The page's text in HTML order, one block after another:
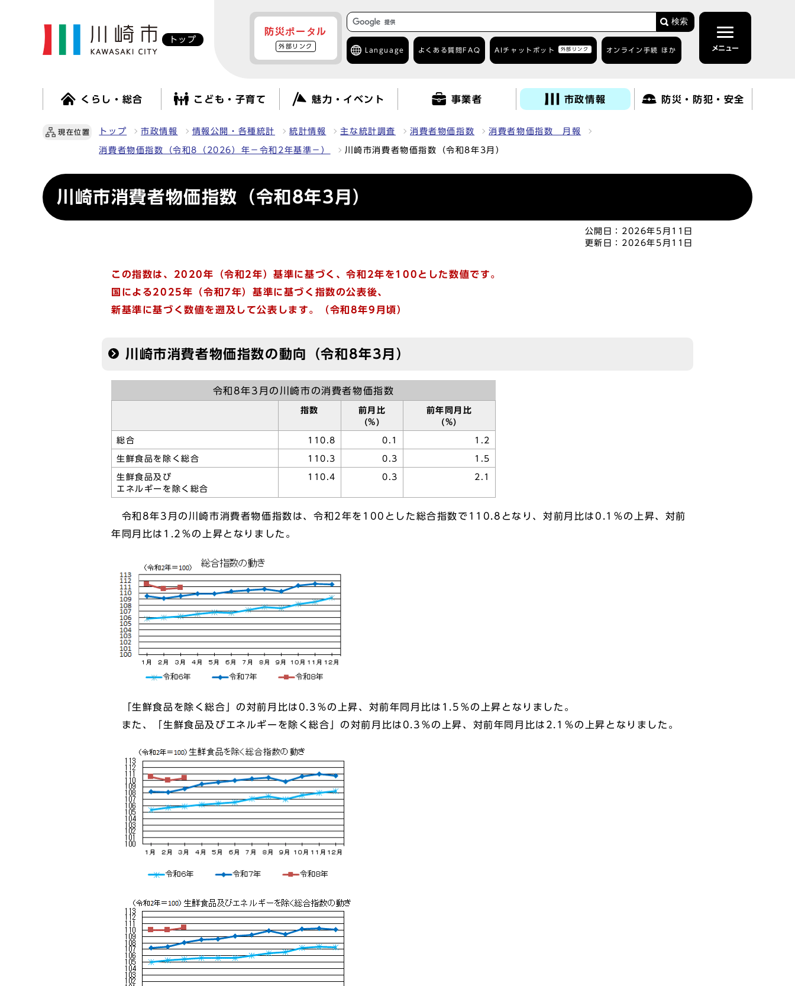
トップ
防災ポータル
外部リンク
検索
Language よくある質問 FAQ AIチャットボット 外部リンク オンライン手続 ほか メニュー
くらし・総合 こども・子育て 魅力・イベント 事業者 市政情報 防災・防犯・安全
現在位置 トップ 市政情報 情報公開・各種統計 統計情報 主な統計調査 消費者物価指数 消費者物価指数 月報
消費者物価指数（令和8（2026）年－令和2年基準－） 川崎市消費者物価指数（令和8年3月）
川崎市消費者物価指数（令和8年3月）
公開日： 2026年5月11日
更新日： 2026年5月11日
この指数は、2020年（令和2年）基準に基づく、令和2年を100とした数値です。
国による2025年（令和7年）基準に基づく指数の公表後、
新基準に基づく数値を遡及して公表します。（令和8年9月頃）
川崎市消費者物価指数の動向（令和8年3月）
令和8年3月の川崎市の消費者物価指数
指数
前月比
(%)
前年同月比
(%)
総合 110.8 0.1 1.2
生鮮食品を除く総合 110.3 0.3 1.5
生鮮食品及び
エネルギーを除く総合
110.4 0.3 2.1
令和8年3月の川崎市消費者物価指数は、令和2年を100とした総合指数で110.8となり、対前月比は0.1％の上昇、対前
年同月比は1.2％の上昇となりました。
「生鮮食品を除く総合」の対前月比は0.3％の上昇、対前年同月比は1.5％の上昇となりました。
また、「生鮮食品及びエネルギーを除く総合」の対前月比は0.3％の上昇、対前年同月比は2.1％の上昇となりました。